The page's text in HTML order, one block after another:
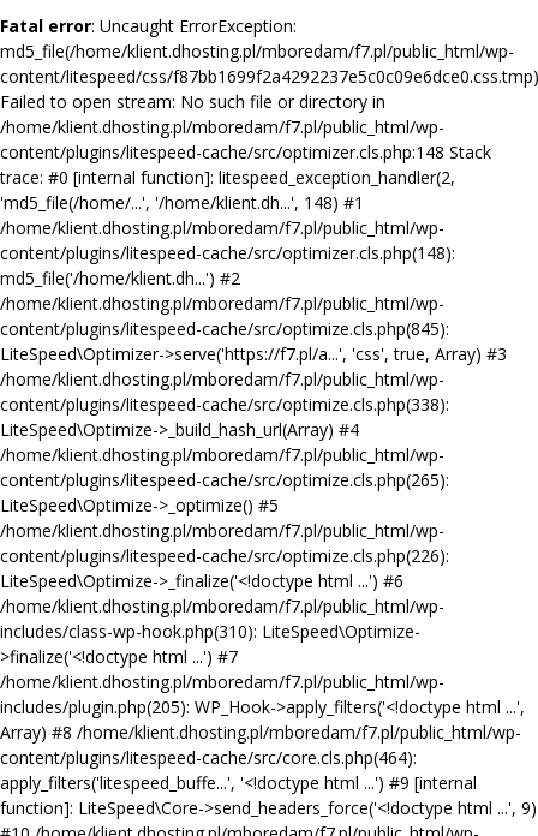
Fatal error: Uncaught ErrorException:
md5_file(/home/klient.dhosting.pl/mboredam/f7.pl/public_html/wp-
content/litespeed/css/
Failed to open stream: No such file or directory in
/home/klient.dhosting.pl/mboredam/f7.pl/public_html/wp-
content/plugins/litespeed-cache/src/optimizer.cls.php:148 Stack
trace: #0 [internal function]: litespeed_exception_handler(2,
'md5_file(/home/...', '/home/klient.dh...', 148) #1
/home/klient.dhosting.pl/mboredam/f7.pl/public_html/wp-
content/plugins/litespeed-cache/src/optimizer.cls.php(148):
md5_file('/home/klient.dh...') #2
/home/klient.dhosting.pl/mboredam/f7.pl/public_html/wp-
content/plugins/litespeed-cache/src/optimize.cls.php(845):
LiteSpeed\Optimizer->serve('https://f7.pl/a...', 'css', true, Array) #3
/home/klient.dhosting.pl/mboredam/f7.pl/public_html/wp-
content/plugins/litespeed-cache/src/optimize.cls.php(338):
LiteSpeed\Optimize->_build_hash_url(Array) #4
/home/klient.dhosting.pl/mboredam/f7.pl/public_html/wp-
content/plugins/litespeed-cache/src/optimize.cls.php(265):
LiteSpeed\Optimize->_optimize() #5
/home/klient.dhosting.pl/mboredam/f7.pl/public_html/wp-
content/plugins/litespeed-cache/src/optimize.cls.php(226):
LiteSpeed\Optimize->_finalize('<!doctype html ...') #6
/home/klient.dhosting.pl/mboredam/f7.pl/public_html/wp-
includes/class-wp-hook.php(310): LiteSpeed\Optimize-
>finalize('<!doctype html ...') #7
/home/klient.dhosting.pl/mboredam/f7.pl/public_html/wp-
includes/plugin.php(205): WP_Hook->apply_filters('<!doctype html ...',
Array) #8 /home/klient.dhosting.pl/mboredam/f7.pl/public_html/wp-
content/plugins/litespeed-cache/src/core.cls.php(464):
apply_filters('litespeed_buffe...', '<!doctype html ...') #9 [internal
function]: LiteSpeed\Core->send_headers_force('<!doctype html ...', 9)